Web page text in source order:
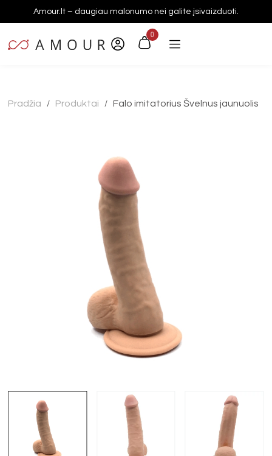
Amour.lt – daugiau malonumo nei galite įsivaizduoti.
0
Pradžia / Produktai / Falo imitatorius Švelnus jaunuolis